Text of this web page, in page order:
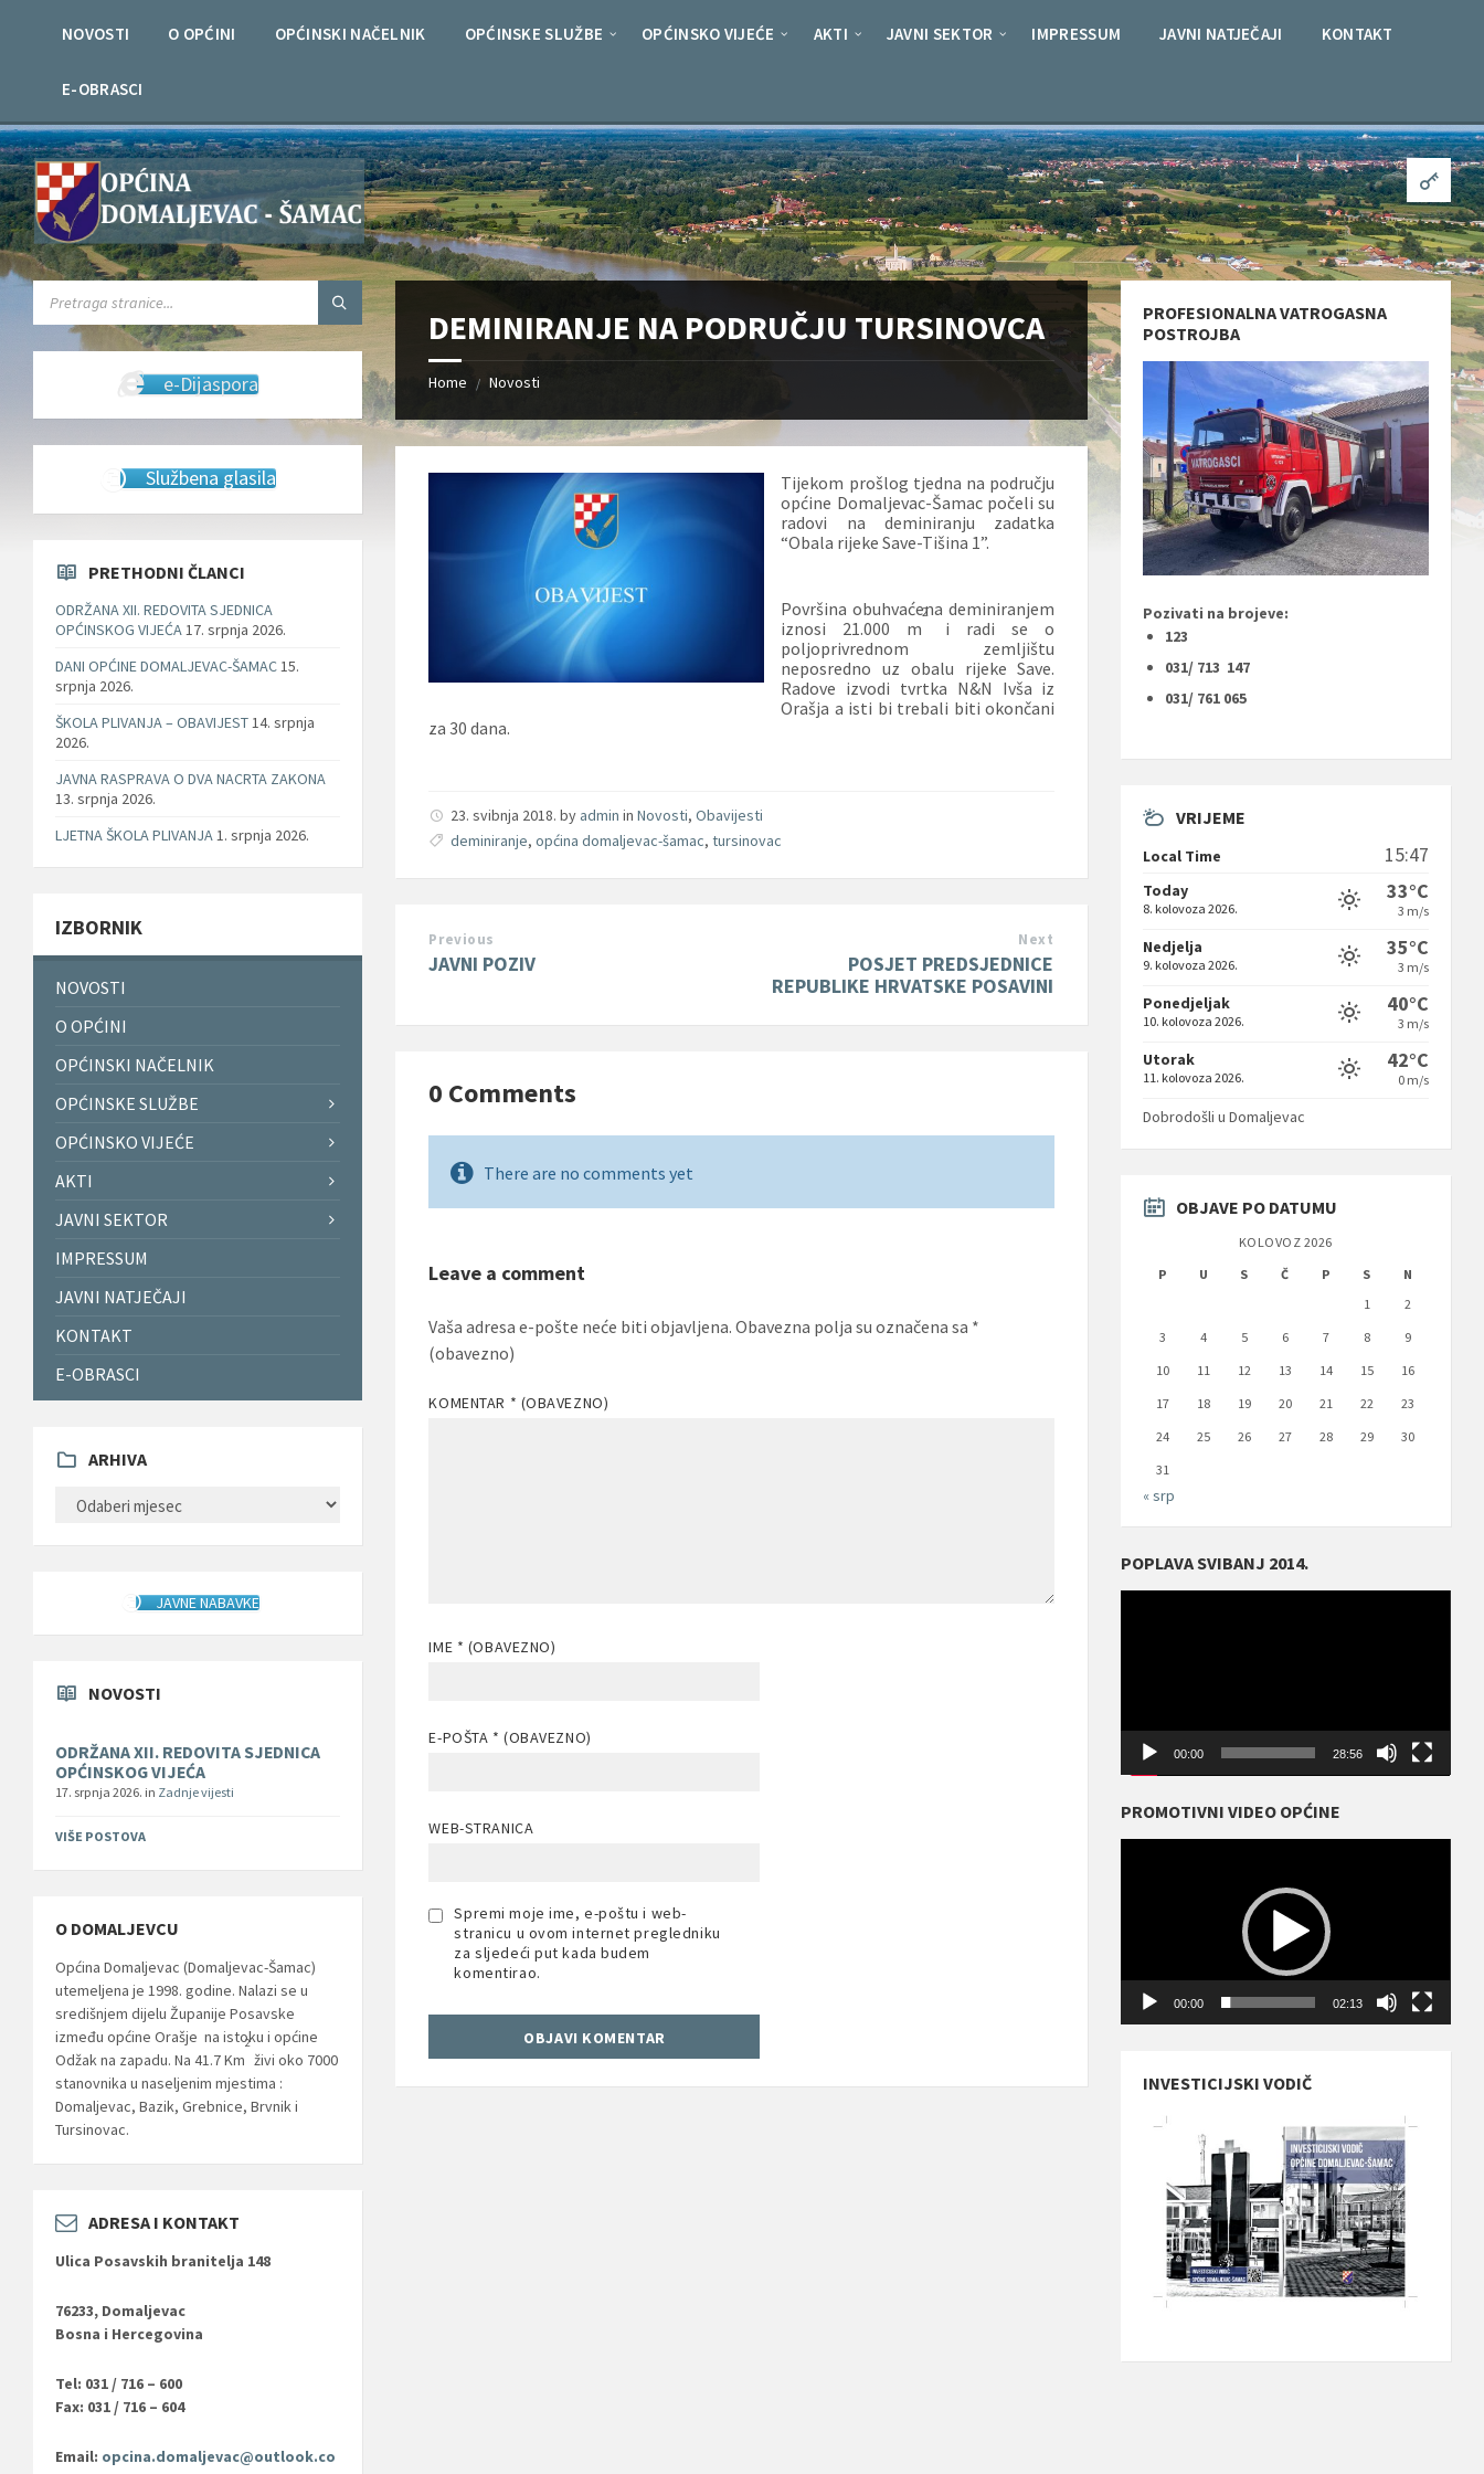
NOVOSTI O OPĆINI OPĆINSKI NAČELNIK OPĆINSKE SLUŽBE OPĆINSKO VIJEĆE AKTI JAVNI SEKTOR IMPRESSUM JAVNI NATJEČAJI KONTAKT
E-OBRASCI
DEMINIRANJE NA PODRUČJU TURSINOVCA
Home / Novosti
Tijekom prošlog tjedna na području
općine Domaljevac-Šamac počeli su
radovi na deminiranju zadatka
“Obala rijeke Save-Tišina 1”.
Površina obuhvaćena deminiranjem
iznosi 21.000 m
2
i radi se o
poljoprivrednom zemljištu
neposredno uz obalu rijeke Save.
Radove izvodi tvrtka N&N Ivša iz
Orašja a isti bi trebali biti okončani
za 30 dana.
23. svibnja 2018.by admin inNovosti,Obavijesti
deminiranje,općina domaljevac-šamac,tursinovac
Previous
JAVNI POZIV
Next
POSJET PREDSJEDNICE
REPUBLIKE HRVATSKE POSAVINI
0 Comments
There are no comments yet
Leave a comment
Vaša adresa e-pošte neće biti objavljena. Obavezna polja su označena sa *
(obavezno)
KOMENTAR * (OBAVEZNO)
IME * (OBAVEZNO)
E-POŠTA * (OBAVEZNO)
WEB-STRANICA
Spremi moje ime, e-poštu i web-
stranicu u ovom internet pregledniku
za sljedeći put kada budem
komentirao.
SEARCH:
e-Dijaspora
Službena glasila
PRETHODNI ČLANCI
ODRŽANA XII. REDOVITA SJEDNICA
OPĆINSKOG VIJEĆA17. srpnja 2026.
DANI OPĆINE DOMALJEVAC-ŠAMAC15.
srpnja 2026.
ŠKOLA PLIVANJA – OBAVIJEST14. srpnja
2026.
JAVNA RASPRAVA O DVA NACRTA ZAKONA
13. srpnja 2026.
LJETNA ŠKOLA PLIVANJA1. srpnja 2026.
IZBORNIK
NOVOSTI
O OPĆINI
OPĆINSKI NAČELNIK
OPĆINSKE SLUŽBE
OPĆINSKO VIJEĆE
AKTI
JAVNI SEKTOR
IMPRESSUM
JAVNI NATJEČAJI
KONTAKT
E-OBRASCI
ARHIVA
JAVNE NABAVKE
NOVOSTI
ODRŽANA XII. REDOVITA SJEDNICA
OPĆINSKOG VIJEĆA
17. srpnja 2026. in Zadnje vijesti
VIŠE POSTOVA
O DOMALJEVCU
Općina Domaljevac (Domaljevac-Šamac)
utemeljena je 1998. godine. Nalazi se u
središnjem dijelu Županije Posavske
između općine Orašje na istoku i općine
Odžak na zapadu. Na 41.7 Km
2
živi oko 7000
stanovnika u naseljenim mjestima :
Domaljevac, Bazik, Grebnice, Brvnik i
Tursinovac.
ADRESA I KONTAKT
Ulica Posavskih branitelja 148
76233, Domaljevac
Bosna i Hercegovina
Tel: 031 / 716 – 600
Fax: 031 / 716 – 604
Email: opcina.domaljevac@outlook.co
PROFESIONALNA VATROGASNA
POSTROJBA
Pozivati na brojeve:
123
031/ 713 147
031/ 761 065
VRIJEME
Local Time 15:47
Today
8. kolovoza 2026.
33°C
3 m/s
Nedjelja
9. kolovoza 2026.
35°C
3 m/s
Ponedjeljak
10. kolovoza 2026.
40°C
3 m/s
Utorak
11. kolovoza 2026.
42°C
0 m/s
Dobrodošli u Domaljevac
OBJAVE PO DATUMU
KOLOVOZ 2026
P
U S Č P S
N
1
2
3
4 5 6 7 8
9
10
11 12 13 14 15
16
17
18 19 20 21 22
23
24
25 26 27 28 29
30
31
« srp
POPLAVA SVIBANJ 2014.
00:00 28:56
PROMOTIVNI VIDEO OPĆINE
00:00 02:13
INVESTICIJSKI VODIČ